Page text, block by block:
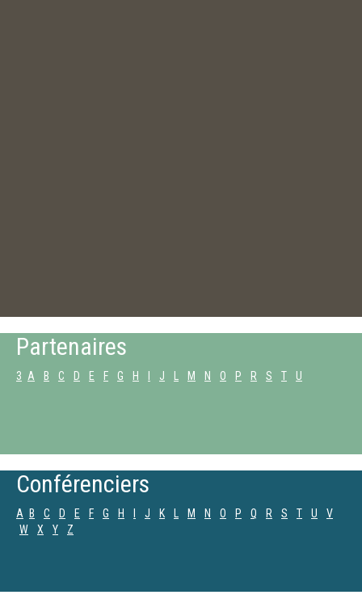
Partenaires
3 A B C D E F G H J M N O P R S T U
Conférenciers
A B C D E F G H J K M N O P Q R S T U
V
W
X Y Z